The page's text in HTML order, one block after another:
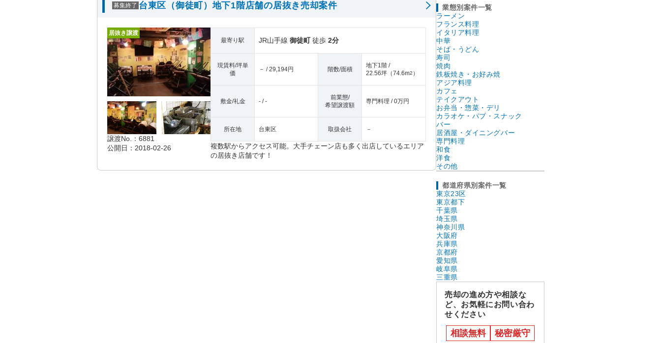
募集終了 台東区（御徒町）地下1階店舗の居抜き売却案件
居抜き譲渡
譲渡No.：6881
公開日：2018-02-26
最寄り駅 JR山手線 御徒町徒歩 2分
現賃料/坪単
価
－ / 29,194円 階数/面積
地下1階 /
22.56坪 （74.6m2 ）
敷金/礼金 - / -
前業態/
希望譲渡額
専門料理 / 0万円
所在地 台東区 取扱会社 －
複数駅からアクセス可能。大手チェーン店も多く出店しているエリア
の居抜き店舗です！
業態別案件一覧
ラーメン
フランス料理
イタリア料理
中華
そば・うどん
寿司
焼肉
鉄板焼き・お好み焼
アジア料理
カフェ
テイクアウト
お弁当・惣菜・デリ
カラオケ・パブ・スナック
バー
居酒屋・ダイニングバー
専門料理
和食
洋食
その他
都道府県別案件一覧
東京23区
東京都下
千葉県
埼玉県
神奈川県
大阪府
兵庫県
京都府
愛知県
岐阜県
三重県
売却の進め方や相談な
ど、お気軽にお問い合わ
せください
相談無料 秘密厳守